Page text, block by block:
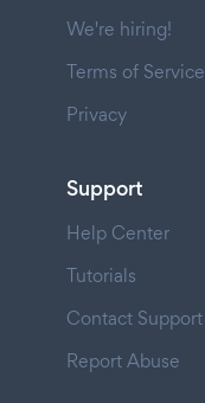
We're hiring!
Terms of Service
Privacy
Support
Help Center
Tutorials
Contact Support
Report Abuse